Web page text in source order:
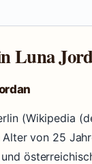
Luna
(Wikipedia
von 25